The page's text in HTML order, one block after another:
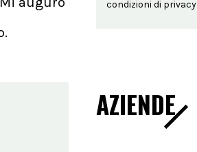
condizioni di privacy
AZIENDE